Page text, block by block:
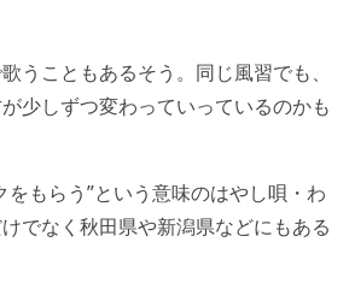
うこともあるそう。同じ風習でも、
少しずつ変わっていっているのかも
をもらう”という意味のはやし唄・わ
でなく秋田県や新潟県などにもある